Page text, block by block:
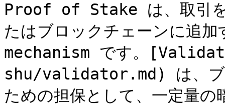
Proof of Stake は、取引を
たはブロックチェーンに追
mechanism です。
shu/validator.md) は、ブ
ための担保として、一定量